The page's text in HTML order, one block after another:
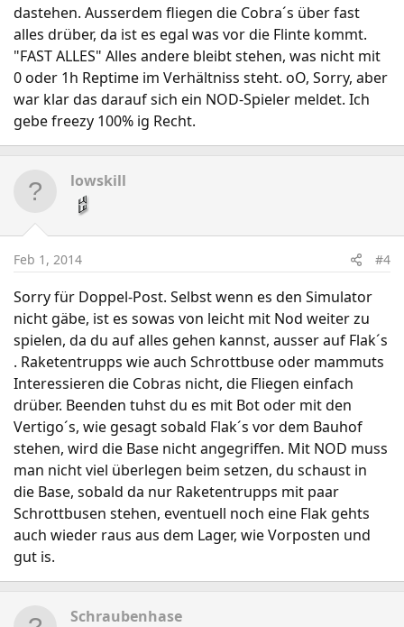
dastehen. Ausserdem fliegen die Cobra´s über fast
alles drüber, da ist es egal was vor die Flinte kommt.
"FAST ALLES" Alles andere bleibt stehen, was nicht mit
0 oder 1h Reptime im Verhältniss steht. oO, Sorry, aber
war klar das darauf sich ein NOD-Spieler meldet. Ich
gebe freezy 100% ig Recht.
lowskill
Feb 1, 2014 #4
Sorry für Doppel-Post. Selbst wenn es den Simulator
nicht gäbe, ist es sowas von leicht mit Nod weiter zu
spielen, da du auf alles gehen kannst, ausser auf Flak´s
. Raketentrupps wie auch Schrottbuse oder mammuts
Interessieren die Cobras nicht, die Fliegen einfach
drüber. Beenden tuhst du es mit Bot oder mit den
Vertigo´s, wie gesagt sobald Flak´s vor dem Bauhof
stehen, wird die Base nicht angegriffen. Mit NOD muss
man nicht viel überlegen beim setzen, du schaust in
die Base, sobald da nur Raketentrupps mit paar
Schrottbusen stehen, eventuell noch eine Flak gehts
auch wieder raus aus dem Lager, wie Vorposten und
gut is.
Schraubenhase